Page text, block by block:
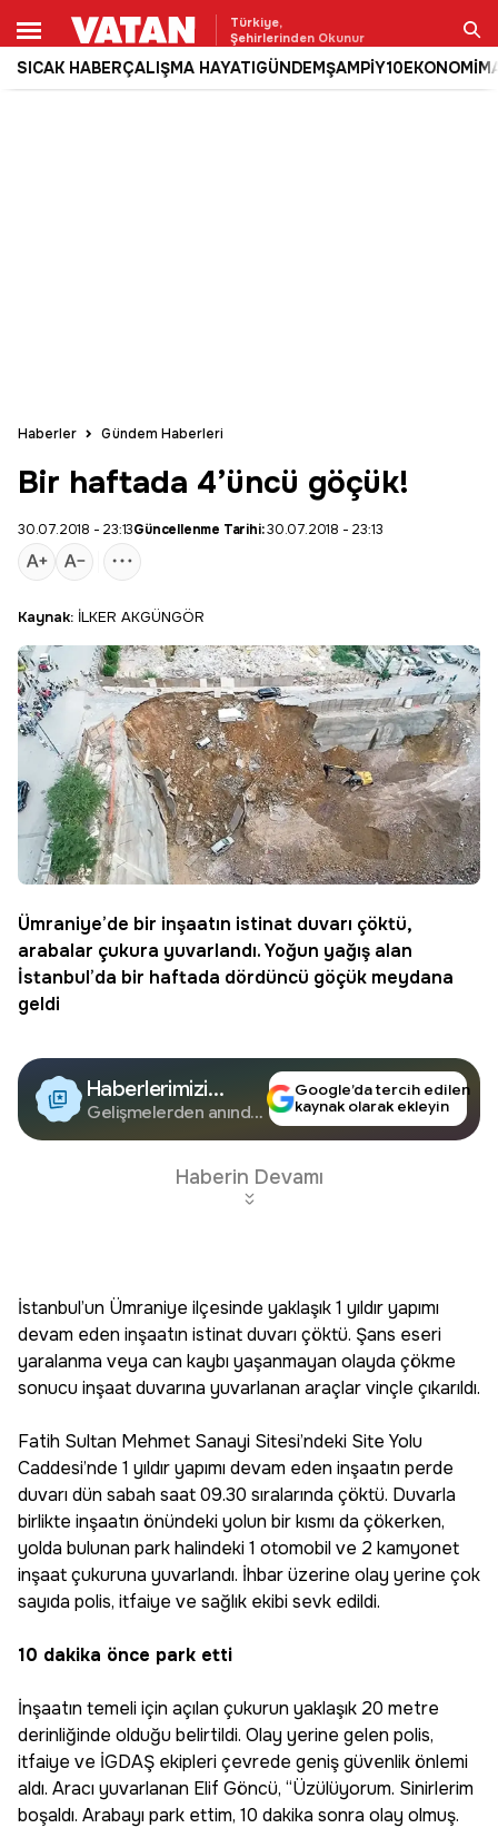
Türkiye,
Şehirlerinden Okunur
SICAK HABERÇALIŞMA HAYATIGÜNDEMŞAMPİY10EKONOMİ
Ara
Haberler Gündem Haberleri
Bir haftada 4’üncü göçük!
30.07.2018 - 23:13Güncellenme Tarihi:30.07.2018 - 23:13
Kaynak: İLKER AKGÜNGÖR
Ümraniye’de bir inşaatın istinat duvarı çöktü,
arabalar çukura yuvarlandı. Yoğun yağış alan
İstanbul’da bir haftada dördüncü göçük meydana
geldi
Haberlerimizi
Google'da Takip
Edin
Gelişmelerden anında
Google’da tercih edilen
kaynak olarak ekleyin
Haberin Devamı
İstanbul’un Ümraniye ilçesinde yaklaşık 1 yıldır yapımı
devam eden inşaatın istinat duvarı çöktü. Şans eseri
yaralanma veya can kaybı yaşanmayan olayda çökme
sonucu inşaat duvarına yuvarlanan araçlar vinçle çıkarıldı.
Fatih Sultan Mehmet Sanayi Sitesi’ndeki Site Yolu
Caddesi’nde 1 yıldır yapımı devam eden inşaatın perde
duvarı dün sabah saat 09.30 sıralarında çöktü. Duvarla
birlikte inşaatın önündeki yolun bir kısmı da çökerken,
yolda bulunan park halindeki 1 otomobil ve 2 kamyonet
inşaat çukuruna yuvarlandı. İhbar üzerine olay yerine çok
sayıda polis, itfaiye ve sağlık ekibi sevk edildi.
10 dakika önce park etti
İnşaatın temeli için açılan çukurun yaklaşık 20 metre
derinliğinde olduğu belirtildi. Olay yerine gelen polis,
itfaiye ve İGDAŞ ekipleri çevrede geniş güvenlik önlemi
aldı. Aracı yuvarlanan Elif Göncü, “Üzülüyorum. Sinirlerim
boşaldı. Arabayı park ettim, 10 dakika sonra olay olmuş.